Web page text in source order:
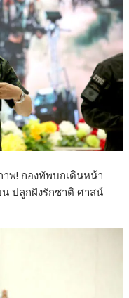
พ! กองทัพบกเดินหน้า
น ปลูกฝังรักชาติ ศาสน์